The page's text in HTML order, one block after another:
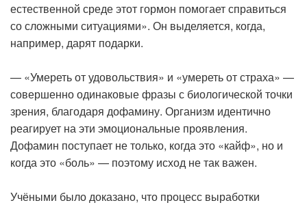
естественной среде этот гормон помогает справиться
со сложными ситуациями». Он выделяется, когда,
например, дарят подарки.
— «Умереть от удовольствия» и «умереть от страха» —
совершенно одинаковые фразы с биологической точки
зрения, благодаря дофамину. Организм идентично
реагирует на эти эмоциональные проявления.
Дофамин поступает не только, когда это «кайф», но и
когда это «боль» — поэтому исход не так важен.
Учёными было доказано, что процесс выработки